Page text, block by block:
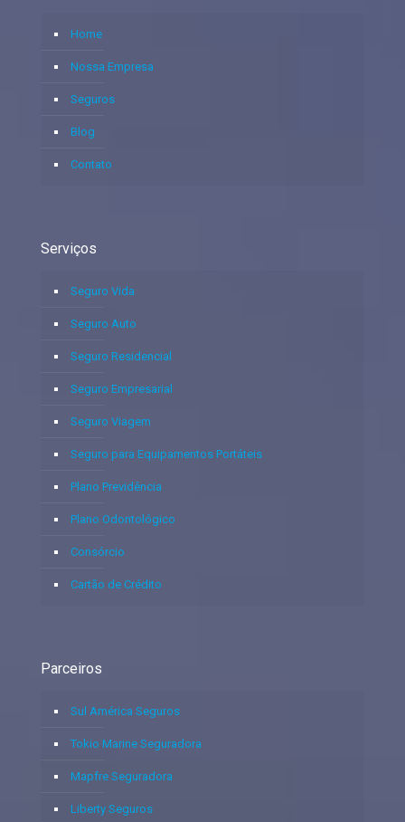
Home
Nossa Empresa
Seguros
Blog
Contato
Serviços
Seguro Vida
Seguro Auto
Seguro Residencial
Seguro Empresarial
Seguro Viagem
Seguro para Equipamentos Portáteis
Plano Previdência
Plano Odontológico
Consórcio
Cartão de Crédito
Parceiros
Sul América Seguros
Tokio Marine Seguradora
Mapfre Seguradora
Liberty Seguros